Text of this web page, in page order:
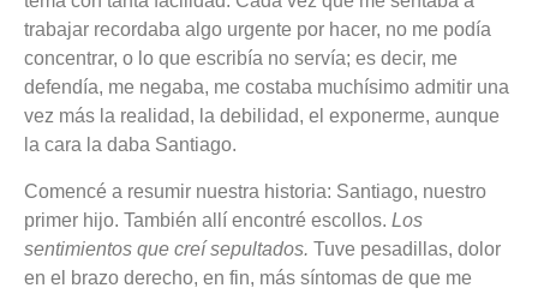
trabajar recordaba algo urgente por hacer, no me podía
concentrar, o lo que escribía no servía; es decir, me
defendía, me negaba, me costaba muchísimo admitir una
vez más la realidad, la debilidad, el exponerme, aunque
la cara la daba Santiago.
Comencé a resumir nuestra historia: Santiago, nuestro
primer hijo. También allí encontré escollos. Los
sentimientos que creí sepultados. Tuve pesadillas, dolor
en el brazo derecho, en fin, más síntomas de que me